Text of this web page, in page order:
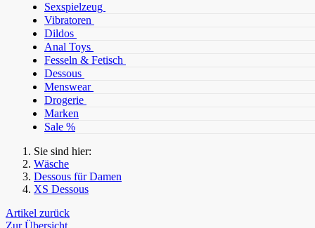
Sexspielzeug
Vibratoren
Dildos
Anal Toys
Fesseln & Fetisch
Dessous
Menswear
Drogerie
Marken
Sale %
Sie sind hier:
Wäsche
Dessous für Damen
XS Dessous
Artikel zurück
Zur Übersicht